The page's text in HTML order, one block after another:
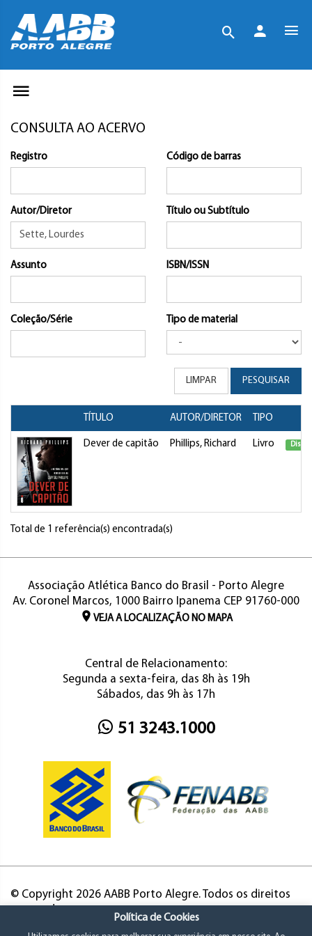
CONSULTA AO ACERVO
Registro Código de barras
Autor/Diretor Título ou Subtítulo
Assunto ISBN/ISSN
Coleção/Série Tipo de material
LIMPAR PESQUISAR
TÍTULO AUTOR/DIRETOR TIPO
Dever de capitão Phillips, Richard Livro
Total de 1 referência(s) encontrada(s)
Associação Atlética Banco do Brasil - Porto Alegre
Av. Coronel Marcos, 1000 Bairro Ipanema CEP 91760-000
VEJA A LOCALIZAÇÃO NO MAPA
Central de Relacionamento:
Segunda a sexta-feira, das 8h às 19h
Sábados, das 9h às 17h
51 3243.1000
© Copyright 2026 AABB Porto Alegre. Todos os direitos
Política de Cookies